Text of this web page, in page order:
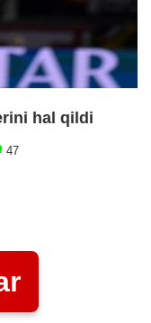
hal qildi
47